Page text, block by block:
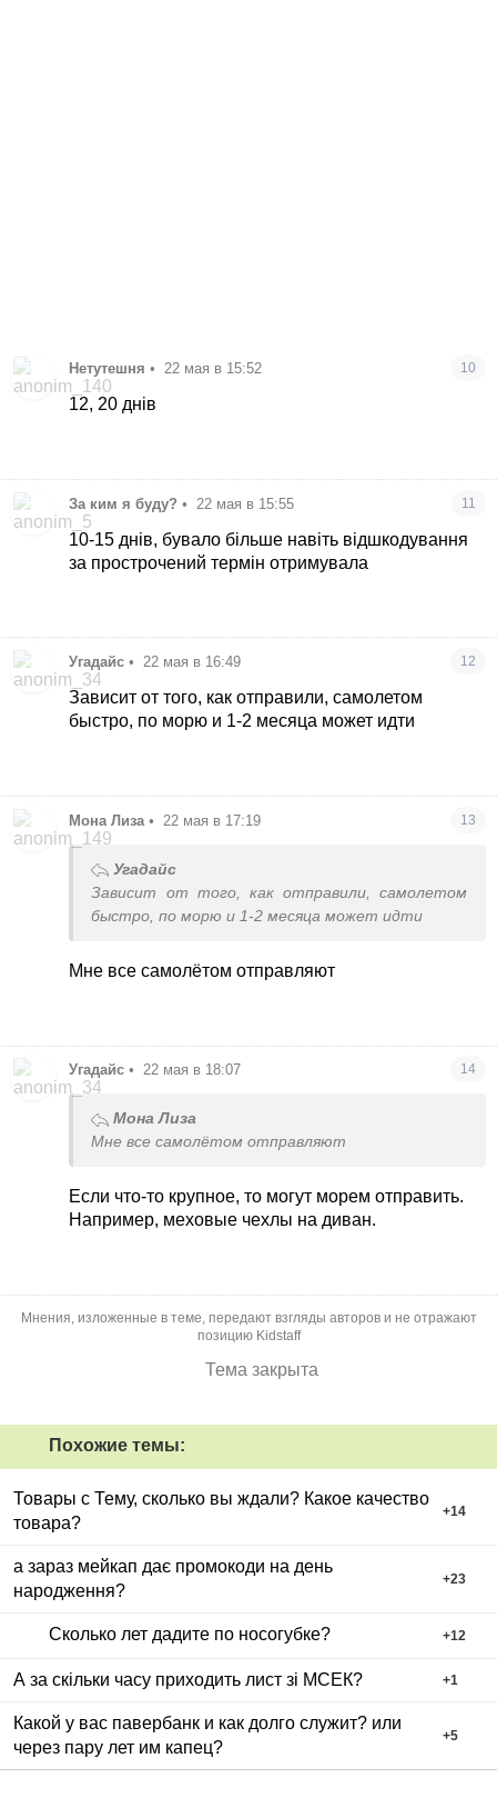
Нетутешня • 22 мая в 15:52 10
12, 20 днів
За ким я буду? • 22 мая в 15:55 11
10-15 днів, бувало більше навіть відшкодування
за прострочений термін отримувала
Угадайс • 22 мая в 16:49 12
Зависит от того, как отправили, самолетом
быстро, по морю и 1-2 месяца может идти
Мона Лиза • 22 мая в 17:19 13
Угадайс
Зависит от того, как отправили, самолетом
быстро, по морю и 1-2 месяца может идти
Мне все самолётом отправляют
Угадайс • 22 мая в 18:07 14
Мона Лиза
Мне все самолётом отправляют
Если что-то крупное, то могут морем отправить.
Например, меховые чехлы на диван.
Мнения, изложенные в теме, передают взгляды авторов и не отражают
позицию Kidstaff
Тема закрыта
Похожие темы:
Товары с Тему, сколько вы ждали? Какое качество
товара?
+14
а зараз мейкап дає промокоди на день
народження?
+23
Сколько лет дадите по носогубке? +12
А за скільки часу приходить лист зі МСЕК? +1
Какой у вас павербанк и как долго служит? или
через пару лет им капец?
+5